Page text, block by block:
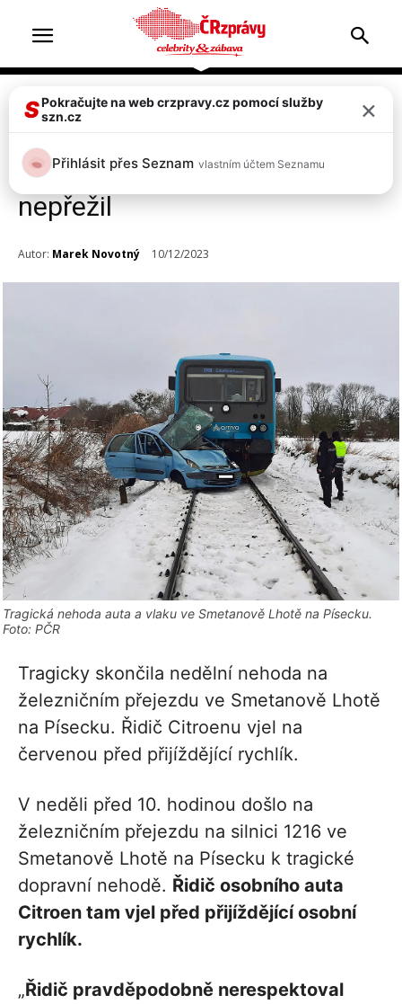
Doprava & nehody Top 2
Tragická nehoda na Písecku:
Řidič auta vjel před vlak,
nepřežil
Autor: Marek Novotný 10/12/2023
Tragická nehoda auta a vlaku ve Smetanově Lhotě na Písecku.
Foto: PČR
Tragicky skončila nedělní nehoda na
železničním přejezdu ve Smetanově Lhotě
na Písecku. Řidič Citroenu vjel na
červenou před přijíždějící rychlík.
V neděli před 10. hodinou došlo na
železničním přejezdu na silnici 1216 ve
Smetanově Lhotě na Písecku k tragické
dopravní nehodě. Řidič osobního auta
Citroen tam vjel před přijíždějící osobní
rychlík.
„Řidič pravděpodobně nerespektoval
SPokračujte na web crzpravy.cz pomocí služby
szn.cz
×
Přihlásit přes Seznam vlastním účtem Seznamu